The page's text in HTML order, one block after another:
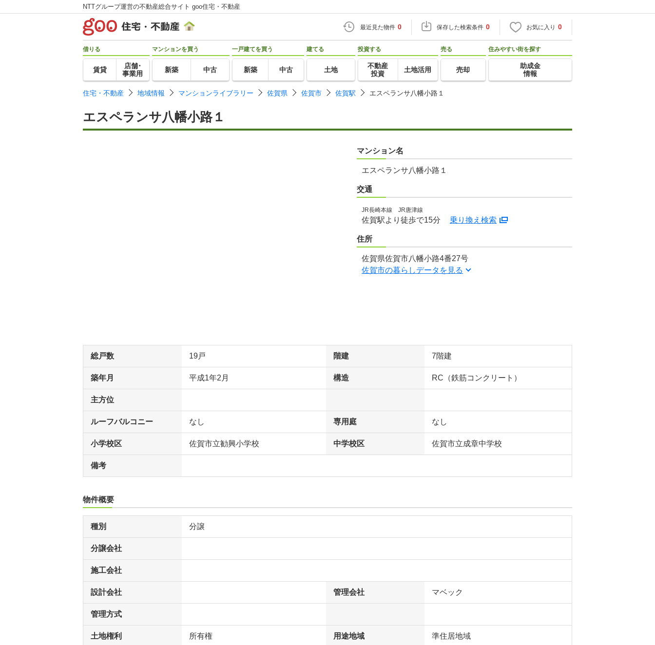
NTTグループ運営の不動産総合サイト goo住宅・不動産
最近見た物件 0 保存した検索条件 0 お気に入り 0
借りる
賃貸
店舗･
事業用
マンションを買う
新築 中古
一戸建てを買う
新築 中古
建てる
土地
投資する
不動産
投資
土地活用
売る
売却
住みやすい街を探す
助成金
情報
住宅・不動産 地域情報 マンションライブラリー 佐賀県 佐賀市 佐賀駅 エスペランサ八幡小路１
エスペランサ八幡小路１
マンション名
エスペランサ八幡小路１
交通
JR長崎本線 JR唐津線
佐賀駅より徒歩で15分 乗り換え検索
住所
佐賀県佐賀市八幡小路4番27号
佐賀市の暮らしデータを見る
総戸数 19戸 階建 7階建
築年月 平成1年2月 構造 RC（鉄筋コンクリート）
主方位
ルーフバルコニー なし 専用庭 なし
小学校区 佐賀市立勧興小学校 中学校区 佐賀市立成章中学校
備考
物件概要
種別 分譲
分譲会社
施工会社
設計会社 管理会社 マベック
管理方式
土地権利 所有権 用途地域 準住居地域